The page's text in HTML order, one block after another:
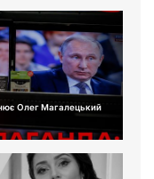
Олег Магалецький